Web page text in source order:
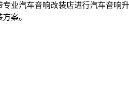
业汽车音响改装店进行汽车音响
方案。